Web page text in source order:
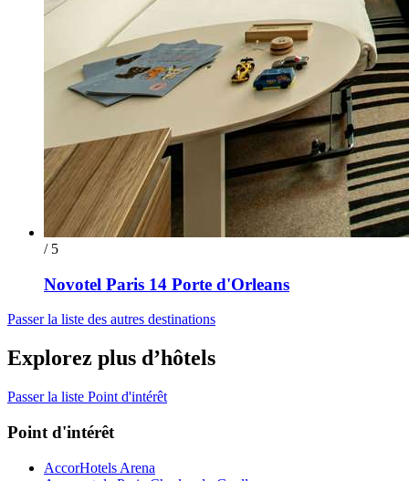
/ 5
Novotel Paris 14 Porte d'Orleans
Passer la liste des autres destinations
Explorez plus d’hôtels
Passer la liste Point d'intérêt
Point d'intérêt
AccorHotels Arena